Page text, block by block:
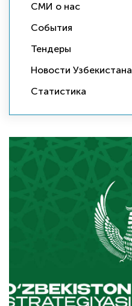
СМИ о нас
События
Тендеры
Новости Узбекистана
Статистика